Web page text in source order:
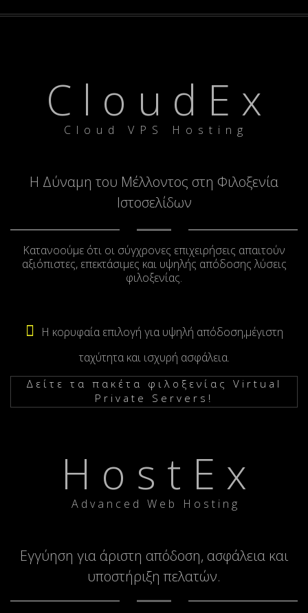
C l o u d E x
C l o u d V P S H o s t i n g
Η Δύναμη του Μέλλοντος στη Φιλοξενία
Ιστοσελίδων
Kατανοούμε ότι οι σύγχρονες επιχειρήσεις απαιτούν
αξιόπιστες, επεκτάσιμες και υψηλής απόδοσης λύσεις
φιλοξενίας.
Η κορυφαία επιλογή για υψηλή απόδοση,μέγιστη
ταχύτητα και ισχυρή ασφάλεια.
Δείτε τα πακέτα φιλοξενίας Virtual
Private Servers!
H o s t E x
A d v a n c e d W e b H o s t i n g
Εγγύηση για άριστη απόδοση, ασφάλεια και
υποστήριξη πελατών.